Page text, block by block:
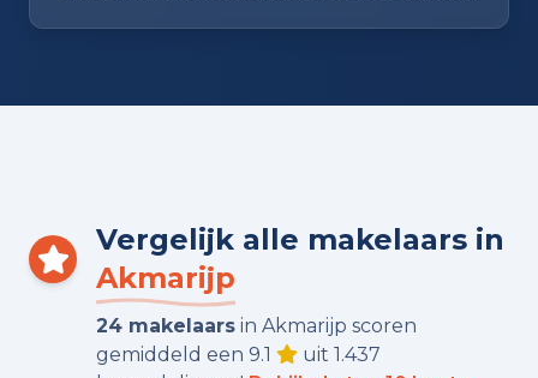
Vergelijk alle makelaars in
Akmarijp
24 makelaars in Akmarijp scoren
gemiddeld een 9.1
uit 1.437